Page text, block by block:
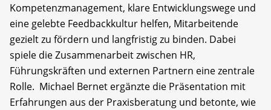
Kompetenzmanagement, klare Entwicklungswege und
eine gelebte Feedbackkultur helfen, Mitarbeitende
gezielt zu fördern und langfristig zu binden. Dabei
spiele die Zusammenarbeit zwischen HR,
Führungskräften und externen Partnern eine zentrale
Rolle. Michael Bernet ergänzte die Präsentation mit
Erfahrungen aus der Praxisberatung und betonte, wie